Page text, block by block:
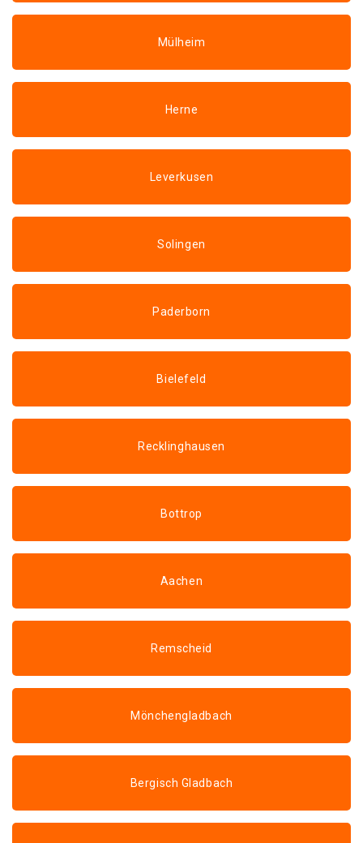
Mülheim
Herne
Leverkusen
Solingen
Paderborn
Bielefeld
Recklinghausen
Bottrop
Aachen
Remscheid
Mönchengladbach
Bergisch Gladbach